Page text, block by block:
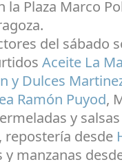
la Plaza Marco
del sábado
Aceite La
y Dulces
Ramón Puyod,
y
repostería desde
y manzanas